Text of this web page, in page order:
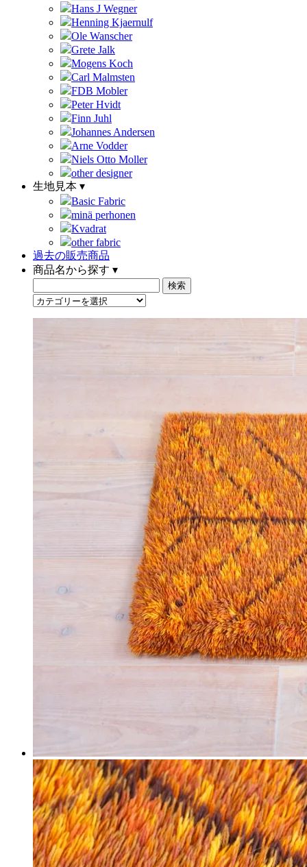
Hans J Wegner
Henning Kjaernulf
Ole Wanscher
Grete Jalk
Mogens Koch
Carl Malmsten
FDB Mobler
Peter Hvidt
Finn Juhl
Johannes Andersen
Arne Vodder
Niels Otto Moller
other designer
生地見本 ▾
Basic Fabric
minä perhonen
Kvadrat
other fabric
過去の販売商品
商品名から探す ▾